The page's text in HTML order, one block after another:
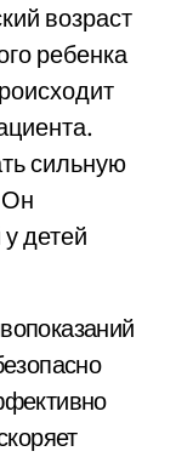
возраст
ребенка
сильную
Он
детей